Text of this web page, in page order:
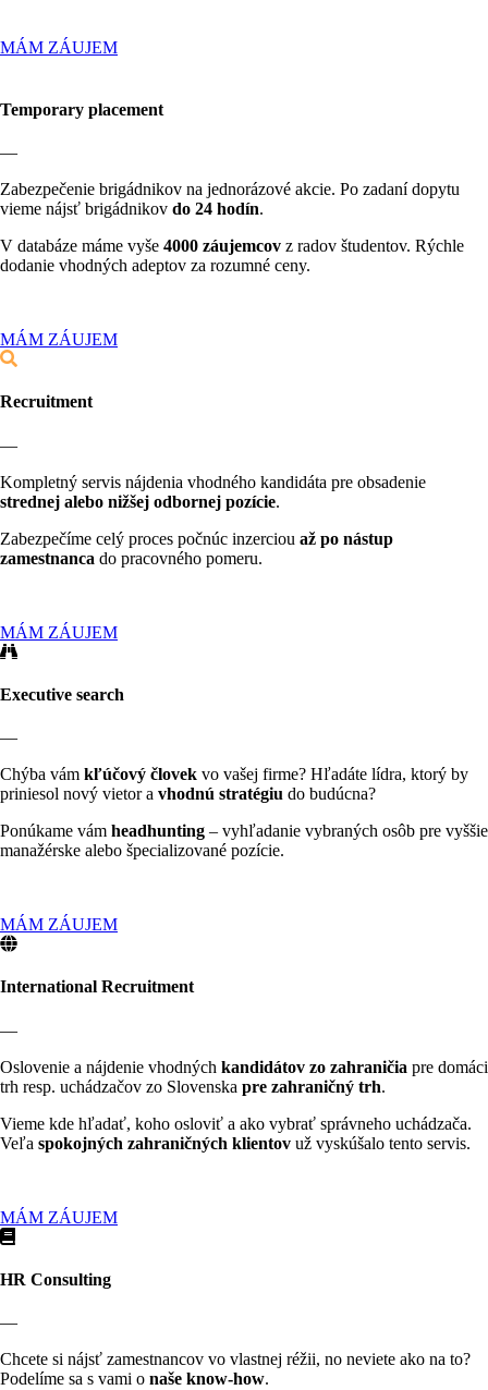
MÁM ZÁUJEM
Temporary placement
—
Zabezpečenie brigádnikov na jednorázové akcie. Po zadaní dopytu
vieme nájsť brigádnikov do 24 hodín.
V databáze máme vyše 4000 záujemcov z radov študentov. Rýchle
dodanie vhodných adeptov za rozumné ceny.
MÁM ZÁUJEM
Recruitment
—
Kompletný servis nájdenia vhodného kandidáta pre obsadenie
strednej alebo nižšej odbornej pozície.
Zabezpečíme celý proces počnúc inzerciou až po nástup
zamestnanca do pracovného pomeru.
MÁM ZÁUJEM
Executive search
—
Chýba vám kľúčový človek vo vašej firme? Hľadáte lídra, ktorý by
priniesol nový vietor a vhodnú stratégiu do budúcna?
Ponúkame vám headhunting – vyhľadanie vybraných osôb pre vyššie
manažérske alebo špecializované pozície.
MÁM ZÁUJEM
International Recruitment
—
Oslovenie a nájdenie vhodných kandidátov zo zahraničia pre domáci
trh resp. uchádzačov zo Slovenska pre zahraničný trh.
Vieme kde hľadať, koho osloviť a ako vybrať správneho uchádzača.
Veľa spokojných zahraničných klientov už vyskúšalo tento servis.
MÁM ZÁUJEM
HR Consulting
—
Chcete si nájsť zamestnancov vo vlastnej réžii, no neviete ako na to?
Podelíme sa s vami o naše know-how.